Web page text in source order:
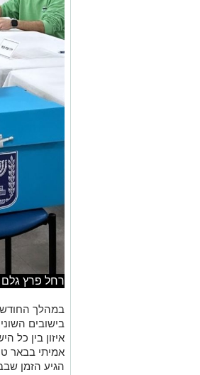
רחל פרץ גלם
במהלך החודש
בישובים
איזון בין כל
אמיתי בבאר
הגיע הזמן